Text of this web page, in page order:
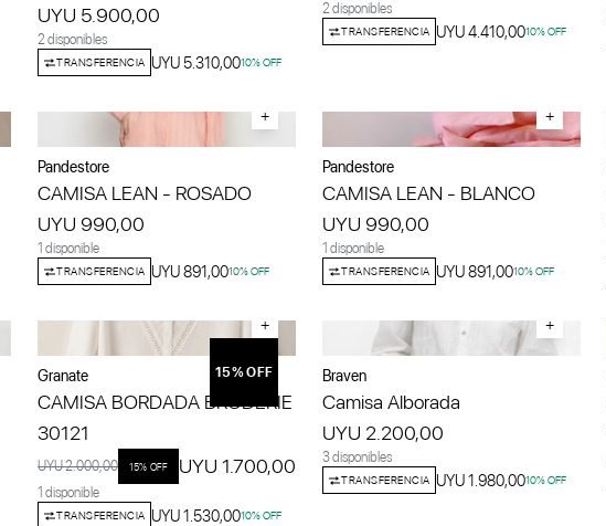
UYU 5.900,00
2 disponibles
TRANSFERENCIA UYU 5.310,0010% OFF
2 disponibles
TRANSFERENCIA UYU 4.410,0010% OFF
+
Pandestore
CAMISA LEAN - ROSADO
UYU 990,00
1 disponible
TRANSFERENCIA UYU 891,0010% OFF
+
Pandestore
CAMISA LEAN - BLANCO
UYU 990,00
1 disponible
TRANSFERENCIA UYU 891,0010% OFF
15% OFF
+
Granate
CAMISA BORDADA BRODERIE
30121
UYU 2.000,00 15% OFF UYU 1.700,00
1 disponible
TRANSFERENCIA UYU 1.530,0010% OFF
+
Braven
Camisa Alborada
UYU 2.200,00
3 disponibles
TRANSFERENCIA UYU 1.980,0010% OFF